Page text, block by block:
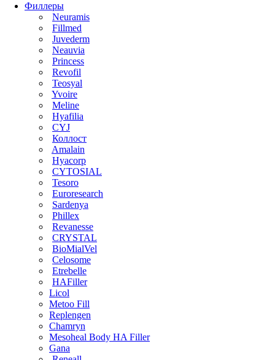
Филлеры
Neuramis
Fillmed
Juvederm
Neauvia
Princess
Revofil
Teosyal
Yvoire
Meline
Hyafilia
CYJ
Коллост
Amalain
Hyacorp
CYTOSIAL
Tesoro
Euroresearch
Sardenya
Phillex
Revanesse
CRYSTAL
BioMialVel
Celosome
Etrebelle
HAFiller
Licol
Metoo Fill
Replengen
Chamryn
Mesoheal Body HA Filler
Gana